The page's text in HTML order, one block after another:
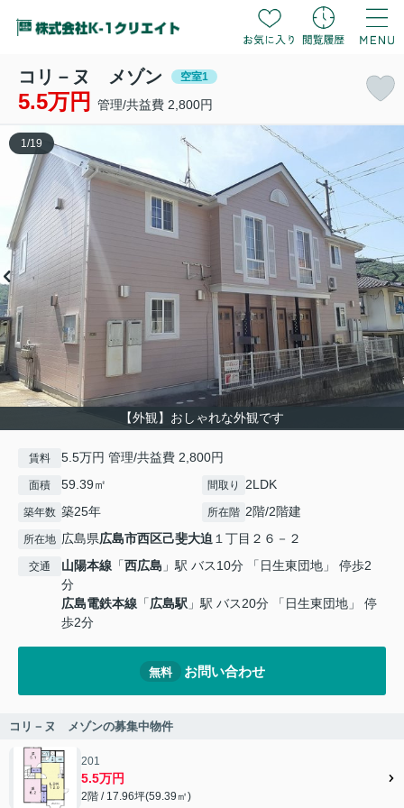
コリ－ヌ メゾン 空室1
5.5万円 管理/共益費 2,800円
【外観】おしゃれな外観です
1 /19
賃料 5.5万円 管理/共益費 2,800円
面積 59.39㎡ 間取り 2LDK
築年数 築25年 所在階 2階/2階建
所在地 広島県広島市西区己斐大迫 １丁目２６－２
交通 山陽本線 「西広島 」駅 バス10分 「日生東団地」 停歩2
分
広島電鉄本線 「広島駅 」駅 バス20分 「日生東団地」 停
歩2分
無料 お問い合わせ
コリ－ヌ メゾンの募集中物件
201
5.5万円
2階 / 17.96坪(59.39㎡)